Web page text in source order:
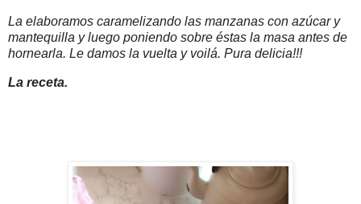
La elaboramos caramelizando las manzanas con azúcar y
mantequilla y luego poniendo sobre éstas la masa antes de
hornearla. Le damos la vuelta y voilá. Pura delicia!!!
La receta.